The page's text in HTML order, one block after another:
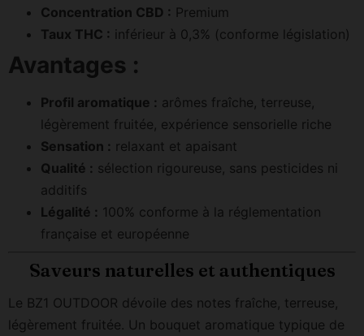
Concentration CBD : Premium
Taux THC : inférieur à 0,3% (conforme législation)
Avantages :
Profil aromatique : arômes fraîche, terreuse,
légèrement fruitée, expérience sensorielle riche
Sensation : relaxant et apaisant
Qualité : sélection rigoureuse, sans pesticides ni
additifs
Légalité : 100% conforme à la réglementation
française et européenne
Saveurs naturelles et authentiques
Le BZ1 OUTDOOR dévoile des notes fraîche, terreuse,
légèrement fruitée. Un bouquet aromatique typique de